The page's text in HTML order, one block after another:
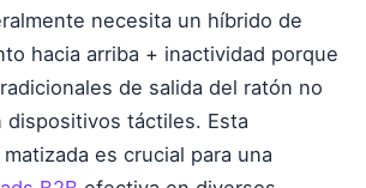
necesita un híbrido de
hacia arriba + inactividad porque
de salida del ratón no
dispositivos táctiles. Esta
es crucial para una